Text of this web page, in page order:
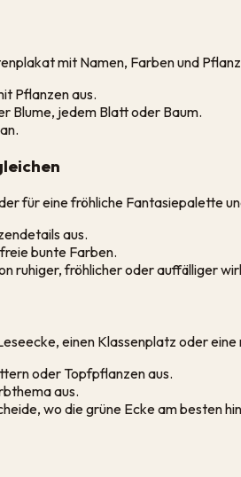
mit Namen, Farben und
Pflanzen aus.
Blume, jedem Blatt oder Baum.
für eine fröhliche Fantasiepalette
aus.
bunte Farben.
ruhiger, fröhlicher oder auffälliger
einen Klassenplatz oder
oder Topfpflanzen aus.
aus.
wo die grüne Ecke am besten